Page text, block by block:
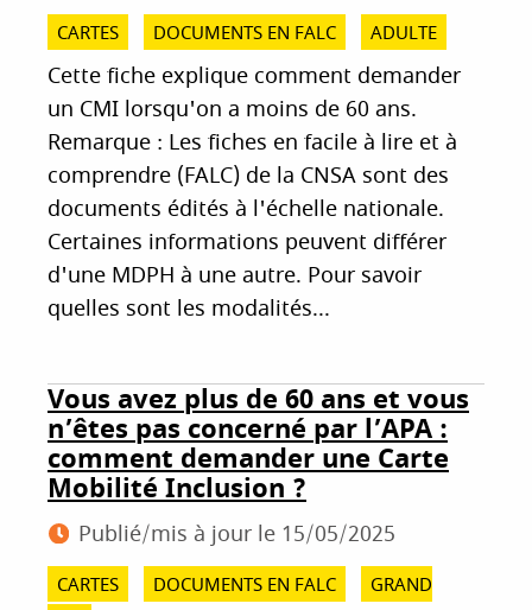
CARTES DOCUMENTS EN FALC ADULTE
Cette fiche explique comment demander
un CMI lorsqu'on a moins de 60 ans.
Remarque : Les fiches en facile à lire et à
comprendre (FALC) de la CNSA sont des
documents édités à l'échelle nationale.
Certaines informations peuvent différer
d'une MDPH à une autre. Pour savoir
quelles sont les modalités...
Vous avez plus de 60 ans et vous
n’êtes pas concerné par l’APA :
comment demander une Carte
Mobilité Inclusion ?
Publié/mis à jour le 15/05/2025
CARTES DOCUMENTS EN FALC
GRAND